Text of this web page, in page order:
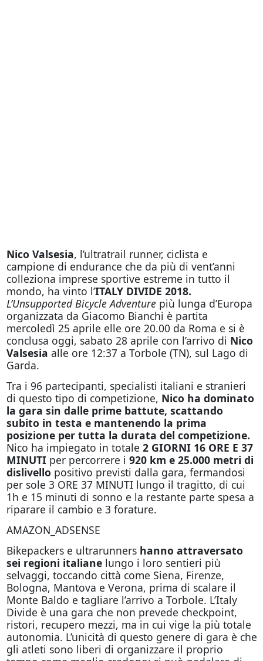
Nico Valsesia, l’ultratrail runner, ciclista e
campione di endurance che da più di vent’anni
colleziona imprese sportive estreme in tutto il
mondo, ha vinto l’ITALY DIVIDE 2018.
L’Unsupported Bicycle Adventurepiù lunga d’Europa
organizzata da Giacomo Bianchi è partita
mercoledì 25 aprile elle ore 20.00 da Roma e si è
conclusa oggi, sabato 28 aprile con l’arrivo di Nico
Valsesia alle ore 12:37 a Torbole (TN), sul Lago di
Garda.
Tra i 96 partecipanti, specialisti italiani e stranieri
di questo tipo di competizione, Nico ha dominato
la gara sin dalle prime battute, scattando
subito in testa e mantenendo la prima
posizione per tutta la durata del competizione.
Nico ha impiegato in totale 2 GIORNI 16 ORE E 37
MINUTIper percorrere i 920 km e 25.000 metri di
dislivello positivo previsti dalla gara, fermandosi
per sole 3 ORE 37 MINUTI lungo il tragitto, di cui
1h e 15 minuti di sonno e la restante parte spesa a
riparare il cambio e 3 forature.
AMAZON_ADSENSE
Bikepackers e ultrarunners hanno attraversato
sei regioni italianelungo i loro sentieri più
selvaggi, toccando città come Siena, Firenze,
Bologna, Mantova e Verona, prima di scalare il
Monte Baldo e tagliare l’arrivo a Torbole. L’Italy
Divide è una gara che non prevede checkpoint,
ristori, recupero mezzi, ma in cui vige la più totale
autonomia. L’unicità di questo genere di gara è che
gli atleti sono liberi di organizzare il proprio